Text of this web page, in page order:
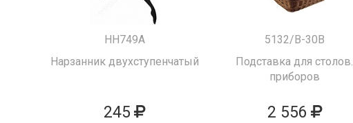
HH749A
Нарзанник двухступенчатый
245
5132/B-30B
Подставка для столов.
приборов
2 556